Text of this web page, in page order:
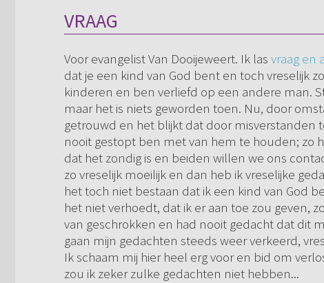
VRAAG
Voor evangelist Van Dooijeweert. Ik las vraag en
dat je een kind van God bent en toch vreselijk
kinderen en ben verliefd op een andere man.
maar het is niets geworden toen. Nu, door
getrouwd en het blijkt dat door misverstanden
nooit gestopt ben met van hem te houden; zo
dat het zondig is en beiden willen we ons
zo vreselijk moeilijk en dan heb ik vreselijke
het toch niet bestaan dat ik een kind van God
het niet verhoedt, dat ik er aan toe zou geven,
van geschrokken en had nooit gedacht dat dit
gaan mijn gedachten steeds weer verkeerd,
Ik schaam mij hier heel erg voor en bid om
zou ik zeker zulke gedachten niet hebben...